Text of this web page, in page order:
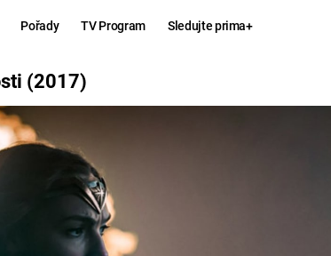
Pořady TV Program Sledujte prima+
Hry
MAFIA
GTA 6
KINGDOM
(2017)